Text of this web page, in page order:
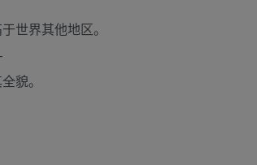
世界其他地区。
貌。